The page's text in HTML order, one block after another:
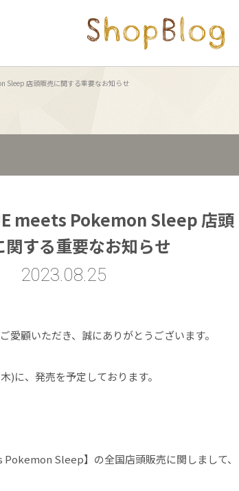
Sleep 店頭販売に関する重要なお知らせ
meets Pokemon Sleep 店頭
関する重要なお知らせ
2023.08.25
顧いただき、誠にありがとうございます。
)に、発売を予定しております。
Pokemon Sleep】の全国店頭販売に関しまして、